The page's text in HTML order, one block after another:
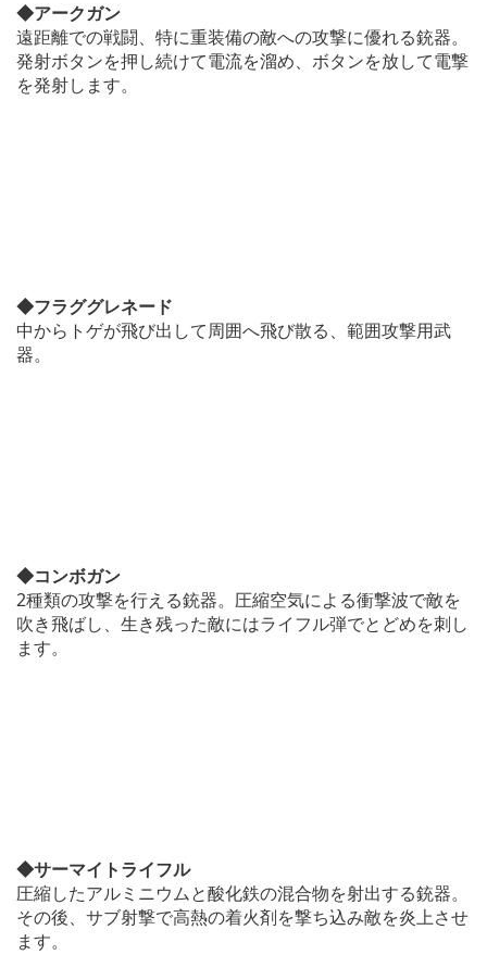
◆アークガン
遠距離での戦闘、特に重装備の敵への攻撃に優れる銃器。
発射ボタンを押し続けて電流を溜め、ボタンを放して電撃
を発射します。
◆フラググレネード
中からトゲが飛び出して周囲へ飛び散る、範囲攻撃用武
器。
◆コンボガン
2種類の攻撃を行える銃器。圧縮空気による衝撃波で敵を
吹き飛ばし、生き残った敵にはライフル弾でとどめを刺し
ます。
◆サーマイトライフル
圧縮したアルミニウムと酸化鉄の混合物を射出する銃器。
その後、サブ射撃で高熱の着火剤を撃ち込み敵を炎上させ
ます。